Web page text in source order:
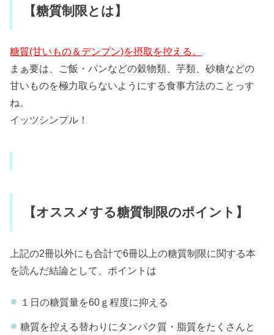
【糖質制限とは】
糖質(甘いもの＆デンプン)を摂取を控える。
まぁ要は、ご飯・パンなどの穀物類、芋類、砂糖などの
甘いものを極力取らないようにする食事方法のことっす
ね。
イッツシンプル！
【オススメする糖質制限のポイント】
上記の2冊以外にも合計で6冊以上の糖質制限に関する本
を読んだ結論として、ポイントは
１日の糖質量を60ｇ程度に抑える
糖質を控える替わりにタンパク質・脂質をたくさんと